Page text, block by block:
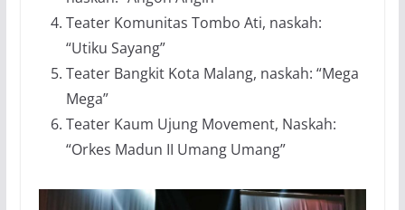
Teater Komunitas Tombo Ati, naskah:
“Utiku Sayang”
Teater Bangkit Kota Malang, naskah: “Mega
Mega”
Teater Kaum Ujung Movement, Naskah:
“Orkes Madun II Umang Umang”